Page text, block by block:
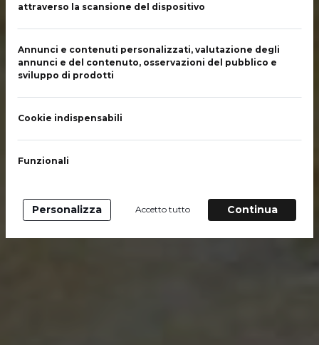
attraverso la scansione del dispositivo
Annunci e contenuti personalizzati, valutazione degli
annunci e del contenuto, osservazioni del pubblico e
sviluppo di prodotti
Cookie indispensabili
Funzionali
Personalizza Accetto tutto Continua